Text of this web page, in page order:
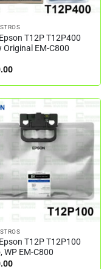
T12P T12P400
Original EM-C800
T12P T12P100
WP EM-C800